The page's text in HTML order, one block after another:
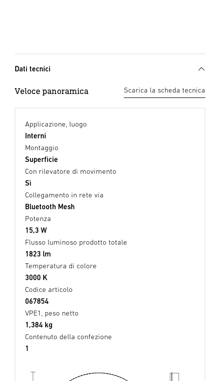
Dati tecnici
Veloce panoramica Scarica la scheda tecnica
Applicazione, luogo
Interni
Montaggio
Superficie
Con rilevatore di movimento
Sì
Collegamento in rete via
Bluetooth Mesh
Potenza
15,3 W
Flusso luminoso prodotto totale
1823 lm
Temperatura di colore
3000 K
Codice articolo
067854
VPE1, peso netto
1,384 kg
Contenuto della confezione
1